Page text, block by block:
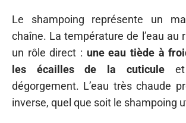
Le shampoing représente un
chaîne. La température de l’eau au
un rôle direct : une eau tiède à
les écailles de la cuticuleet
dégorgement. L’eau très chaude
inverse, quel que soit le shampoing